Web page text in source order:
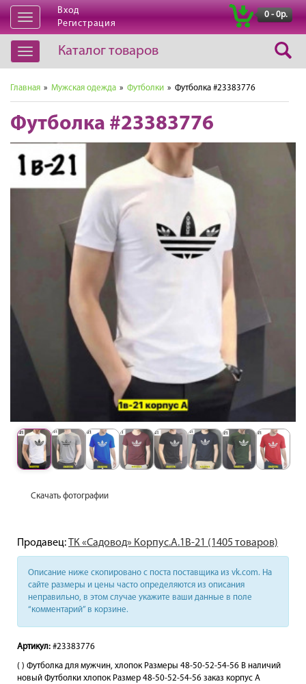
Открыть
навигацию
Вход
Регистрация
0 - 0р.
Открыть
навигацию
Каталог товаров
Главная » Мужская одежда » Футболки » Футболка #23383776
Футболка #23383776
Скачать фотографии
Продавец:ТК «Садовод» Корпус.А.1В-21 (1405 товаров)
Описание ниже скопировано с поста поставщика из vk.com. На
сайте размеры и цены часто определяются из описания
неправильно, в этом случае укажите ваши данные в поле
“комментарий” в корзине.
Артикул: #23383776
( ) Футболка для мужчин, хлопок Размеры 48-50-52-54-56 В наличий
новый Футболки хлопок Размер 48-50-52-54-56 заказ корпус А